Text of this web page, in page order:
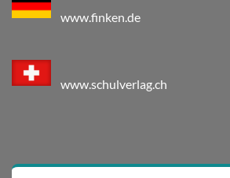
www.finken.de
www.schulverlag.ch